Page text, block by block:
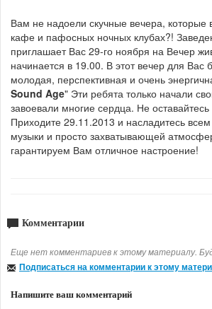
Вам не надоели скучные вечера, которые
кафе и пафосных ночных клубах?!
приглашает Вас 29-го ноября на Вечер
начинается в 19.00. В этот вечер для Вас
молодая, перспективная и очень
Sound Age" Эти ребята только начали
завоевали многие сердца. Не
Приходите 29.11.2013 и насладитесь
музыки и просто захватывающей
гарантируем Вам отличное настроение!
Комментарии
Еще нет комментариев к этому материалу.
Подписаться на комментарии к этому
Напишите ваш комментарий